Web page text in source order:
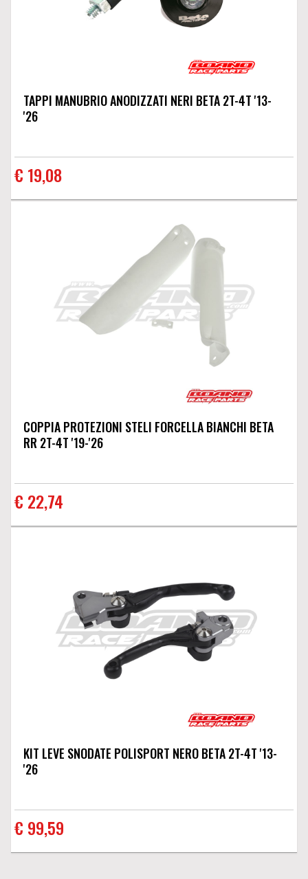
TAPPI MANUBRIO ANODIZZATI NERI BETA 2T-4T '13-
'26
€ 19,08
COPPIA PROTEZIONI STELI FORCELLA BIANCHI BETA
RR 2T-4T '19-'26
€ 22,74
KIT LEVE SNODATE POLISPORT NERO BETA 2T-4T '13-
'26
€ 99,59